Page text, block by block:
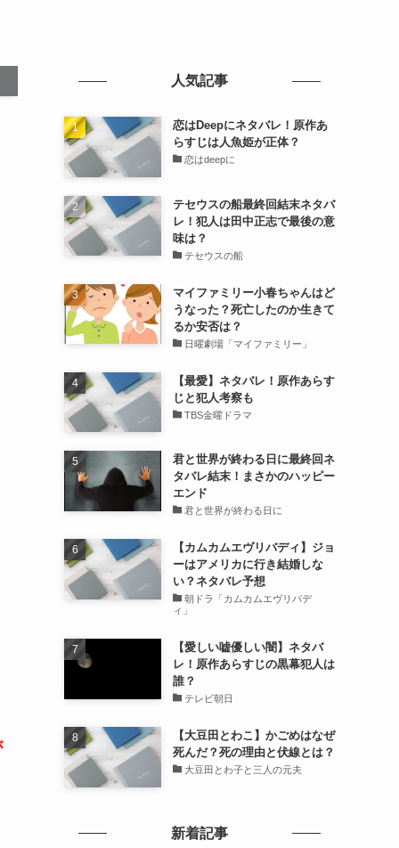
人気記事
恋はDeepにネタバレ！原作あ
らすじは人魚姫が正体？
恋はdeepに
テセウスの船最終回結末ネタバ
レ！犯人は田中正志で最後の意
味は？
テセウスの船
マイファミリー小春ちゃんはど
うなった？死亡したのか生きて
るか安否は？
日曜劇場「マイファミリー」
【最愛】ネタバレ！原作あらす
じと犯人考察も
TBS金曜ドラマ
君と世界が終わる日に最終回ネ
タバレ結末！まさかのハッピー
エンド
君と世界が終わる日に
【カムカムエヴリバディ】ジョ
ーはアメリカに行き結婚しな
い？ネタバレ予想
朝ドラ「カムカムエヴリバデ
ィ」
【愛しい嘘優しい闇】ネタバ
レ！原作あらすじの黒幕犯人は
誰？
テレビ朝日
【大豆田とわこ】かごめはなぜ
死んだ？死の理由と伏線とは？
大豆田とわ子と三人の元夫
新着記事